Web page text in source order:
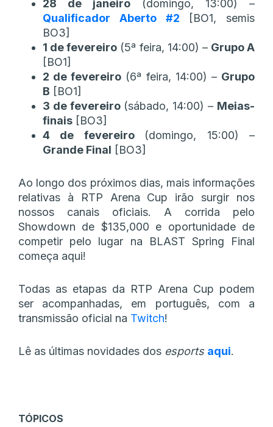
28 de janeiro
(domingo, 13:00) –
Qualificador Aberto #2 [BO1, semis
BO3]
1 de fevereiro (5ª feira, 14:00) – Grupo A
[BO1]
2 de fevereiro (6ª feira, 14:00) – Grupo
B [BO1]
3 de fevereiro (sábado, 14:00) – Meias-
finais [BO3]
4 de fevereiro (domingo, 15:00) –
Grande Final [BO3]
Ao longo dos próximos dias, mais informações
relativas à RTP Arena Cup irão surgir nos
nossos canais oficiais. A corrida pelo
Showdown de $135,000 e oportunidade de
competir pelo lugar na BLAST Spring Final
começa aqui!
Todas as etapas da RTP Arena Cup podem
ser acompanhadas, em português, com a
transmissão oficial na Twitch!
Lê as últimas novidades dos esports aqui.
TÓPICOS